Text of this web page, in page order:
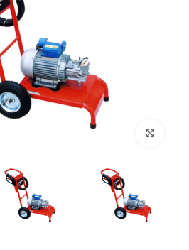
بزرگنمایی تصویر